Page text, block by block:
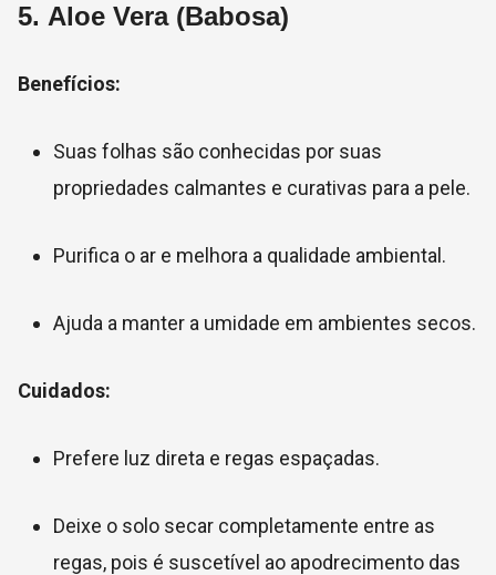
5. Aloe Vera (Babosa)
Benefícios:
Suas folhas são conhecidas por suas
propriedades calmantes e curativas para a pele.
Purifica o ar e melhora a qualidade ambiental.
Ajuda a manter a umidade em ambientes secos.
Cuidados:
Prefere luz direta e regas espaçadas.
Deixe o solo secar completamente entre as
regas, pois é suscetível ao apodrecimento das